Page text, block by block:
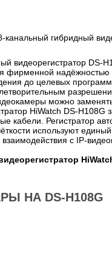
канальный гибридный
видеорегистратор DS-
фирменной
до целевых
можно
HiWatch DS-
кабели. Регистратор
используют
с IP-
НА DS-H108G